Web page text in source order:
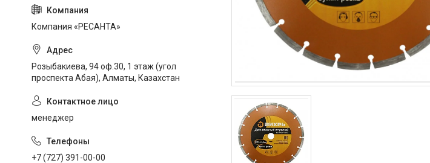
Компания «РЕСАНТА»
Розыбакиева, 94 оф.30, 1 этаж (угол
проспекта Абая), Алматы, Казахстан
менеджер
+7 (727) 391-00-00